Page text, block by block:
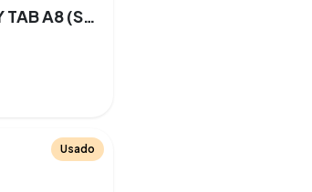
SAMSUNG GALAXY TAB A8 (SM-X205) WIFI 10.5 4 GB 64 GB
Usado